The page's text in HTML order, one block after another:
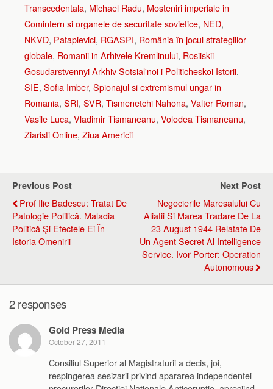
Transcedentala, Michael Radu, Mosteniri imperiale in
Comintern si organele de securitate sovietice, NED,
NKVD, Patapievici, RGASPI, România în jocul strategiilor
globale, Romanii in Arhivele Kremlinului, Rosiiskii
Gosudarstvennyi Arkhiv Sotsial'noi i Politicheskoi Istorii,
SIE, Sofia Imber, Spionajul si extremismul ungar in
Romania, SRI, SVR, Tismenetchi Nahona, Valter Roman,
Vasile Luca, Vladimir Tismaneanu, Volodea Tismaneanu,
Ziaristi Online, Ziua Americii
Previous Post
Prof Ilie Badescu: Tratat De
Patologie Politică. Maladia
Politică Şi Efectele Ei În
Istoria Omenirii
Next Post
Negocierile Maresalului Cu
Aliatii Si Marea Tradare De La
23 August 1944 Relatate De
Un Agent Secret Al Intelligence
Service. Ivor Porter: Operation
Autonomous
2 responses
Gold Press Media
October 27, 2011
Consiliul Superior al Magistraturii a decis, joi,
respingerea sesizarii privind apararea independentei